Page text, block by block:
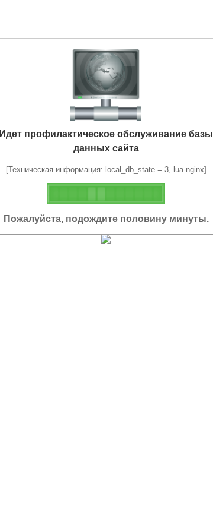
Идет профилактическое обслуживание базы
данных сайта
[Техническая информация: local_db_state = 3, lua-nginx]
Пожалуйста, подождите половину минуты.